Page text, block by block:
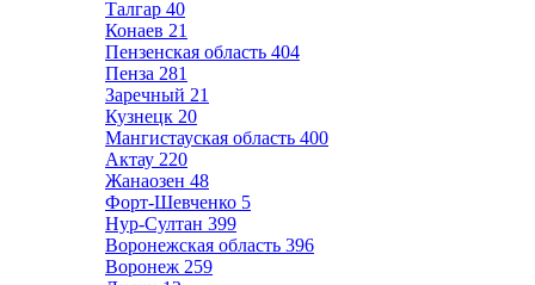
Талгар 40
Конаев 21
Пензенская область 404
Пенза 281
Заречный 21
Кузнецк 20
Мангистауская область 400
Актау 220
Жанаозен 48
Форт-Шевченко 5
Нур-Султан 399
Воронежская область 396
Воронеж 259